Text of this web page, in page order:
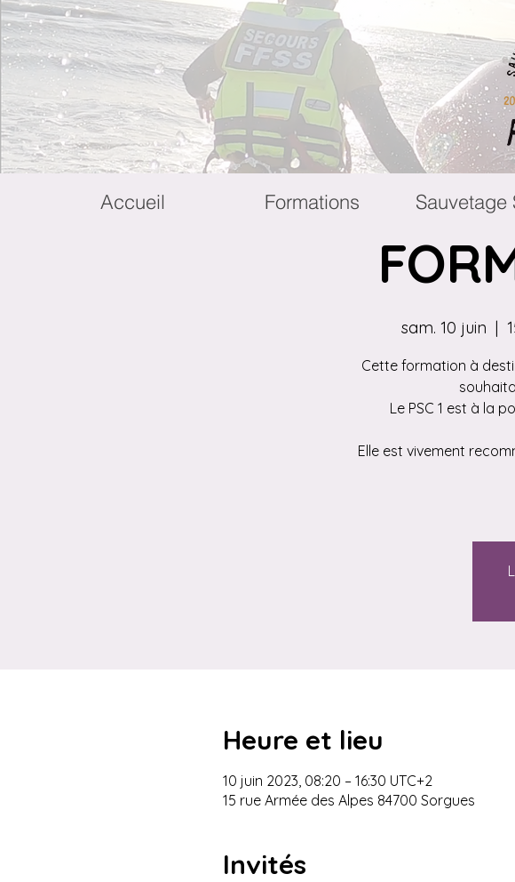
sam. 10 juin
  |
Cette formation à
Le PSC 1 est à la
Elle est vivement
Heure et lieu
10 juin 2023, 08:20 – 16:30 UTC+2
15 rue Armée des Alpes 84700 Sorgues
Invités
Accueil Formations Sauvetage